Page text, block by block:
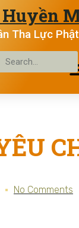
Tha Lực
No Comments